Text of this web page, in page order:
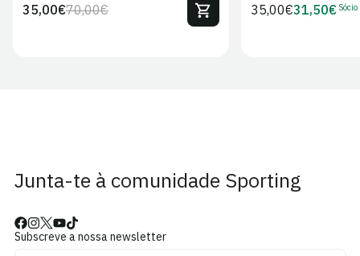
Preço
70,00€Preço
35,00€
Preço
35,00€Preço
31,50€ Sócio
Junta-te à comunidade Sporting
Subscreve a nossa newsletter